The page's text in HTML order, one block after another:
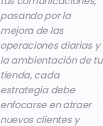
pasando por la
mejora de las
operaciones diarias y
la ambientación de tu
tienda, cada
estrategia debe
enfocarse en atraer
nuevos clientes y